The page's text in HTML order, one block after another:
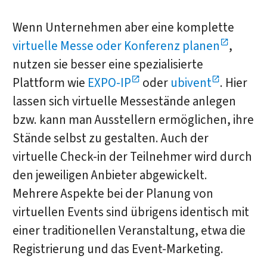
Wenn Unternehmen aber eine komplette
virtuelle Messe oder Konferenz planen
,
nutzen sie besser eine spezialisierte
Plattform wie EXPO-IP oder ubivent . Hier
lassen sich virtuelle Messestände anlegen
bzw. kann man Ausstellern ermöglichen, ihre
Stände selbst zu gestalten. Auch der
virtuelle Check-in der Teilnehmer wird durch
den jeweiligen Anbieter abgewickelt.
Mehrere Aspekte bei der Planung von
virtuellen Events sind übrigens identisch mit
einer traditionellen Veranstaltung, etwa die
Registrierung und das Event-Marketing.